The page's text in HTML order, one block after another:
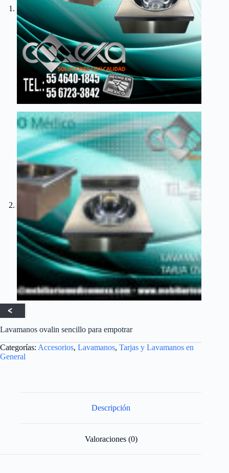
Lavamanos ovalin sencillo para empotrar
Categorías: Accesorios, Lavamanos, Tarjas y Lavamanos en
General
Descripción
Valoraciones (0)